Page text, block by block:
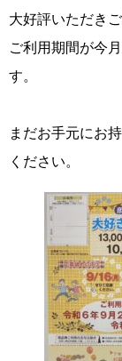
大好評いただき
ご利用期間が今
す。
まだお手元にお
ください。